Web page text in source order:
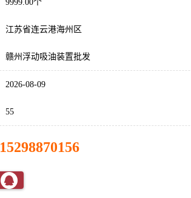
9999.00个
江苏省连云港海州区
赣州浮动吸油装置批发
2026-08-09
55
15298870156